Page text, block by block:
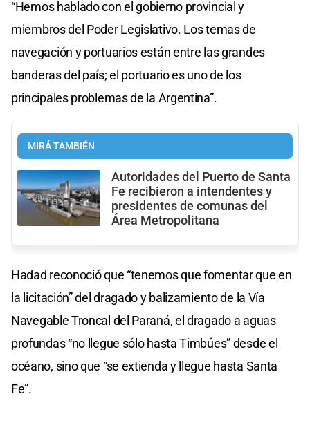
“Hemos hablado con el gobierno provincial y
miembros del Poder Legislativo. Los temas de
navegación y portuarios están entre las grandes
banderas del país; el portuario es uno de los
principales problemas de la Argentina”.
MIRÁ TAMBIÉN
Autoridades del Puerto de Santa
Fe recibieron a intendentes y
presidentes de comunas del
Área Metropolitana
Hadad reconoció que “tenemos que fomentar que en
la licitación” del dragado y balizamiento de la Vía
Navegable Troncal del Paraná, el dragado a aguas
profundas “no llegue sólo hasta Timbúes” desde el
océano, sino que “se extienda y llegue hasta Santa
Fe”.